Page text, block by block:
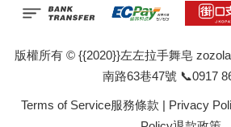
版權所有 © {{2020}}左左拉手舞皂
南路63巷47號 📞0917
Terms of Service服務條款 | Privacy